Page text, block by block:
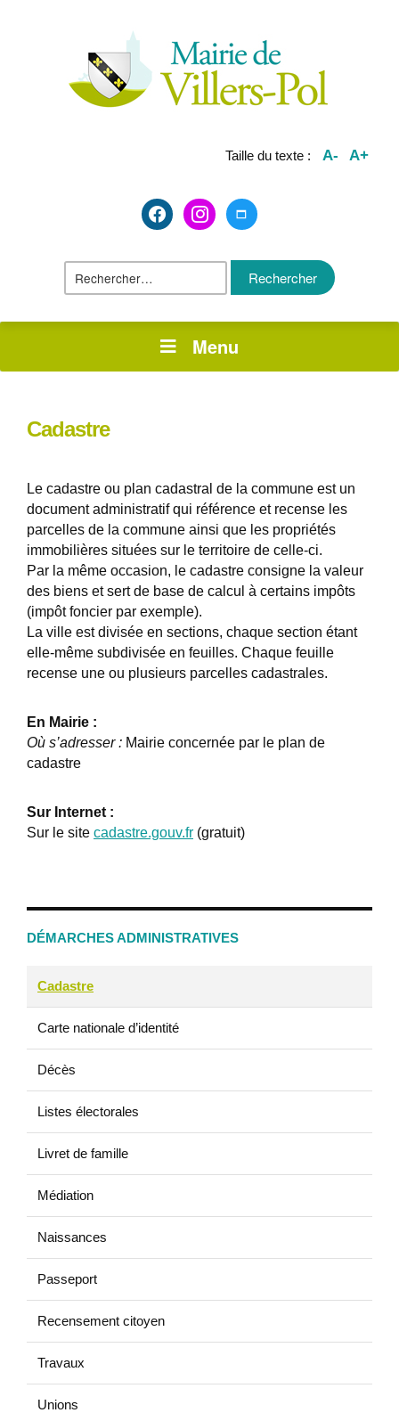
Taille du texte : A- A+
facebook2instagrammaximize
Rechercher :
Menu
Cadastre
Le cadastre ou plan cadastral de la commune est un
document administratif qui référence et recense les
parcelles de la commune ainsi que les propriétés
immobilières situées sur le territoire de celle-ci.
Par la même occasion, le cadastre consigne la valeur
des biens et sert de base de calcul à certains impôts
(impôt foncier par exemple).
La ville est divisée en sections, chaque section étant
elle-même subdivisée en feuilles. Chaque feuille
recense une ou plusieurs parcelles cadastrales.
En Mairie :
Où s’adresser : Mairie concernée par le plan de
cadastre
Sur Internet :
Sur le site cadastre.gouv.fr (gratuit)
DÉMARCHES ADMINISTRATIVES
Cadastre
Carte nationale d’identité
Décès
Listes électorales
Livret de famille
Médiation
Naissances
Passeport
Recensement citoyen
Travaux
Unions